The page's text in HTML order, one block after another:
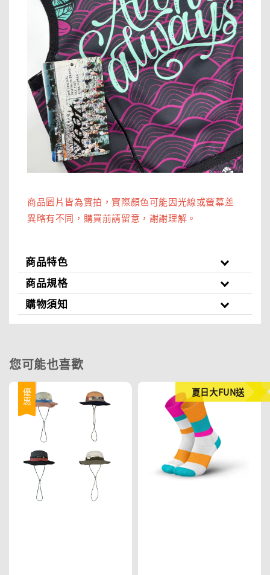
商品圖片皆為實拍，實際顏色可能因光線或螢幕差
異略有不同，購買前請留意，謝謝理解。
商品特色
商品規格
購物須知
您可能也喜歡
優惠 夏日大FUN送